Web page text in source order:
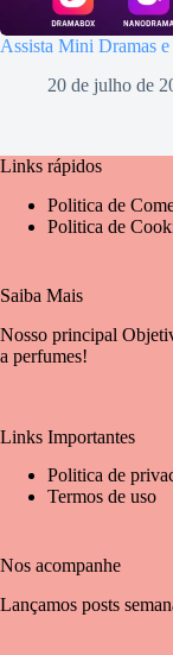
Assista Mini Dramas
20 de julho de
Links rápidos
Politica de
Politica de
Saiba Mais
Nosso principal
a perfumes!
Links Importantes
Politica de
Termos de uso
Nos acompanhe
Lançamos posts